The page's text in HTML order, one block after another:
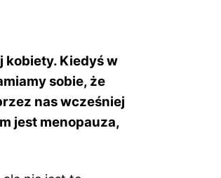
kobiety. Kiedyś w
sobie, że
nas wcześniej
jest menopauza,